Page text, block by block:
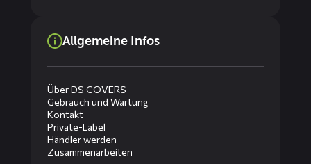
Allgemeine Infos
Über DS COVERS
Gebrauch und Wartung
Kontakt
Private-Label
Händler werden
Zusammenarbeiten